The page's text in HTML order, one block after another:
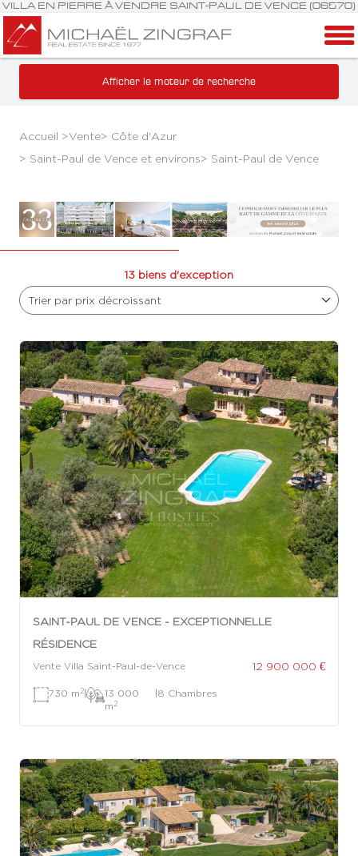
VILLA EN PIERRE À VENDRE SAINT-PAUL DE VENCE (06570)
Afficher le moteur de recherche
Accueil >Vente> Côte d'Azur
> Saint-Paul de Vence et environs> Saint-Paul de Vence
13 biens d'exception
Trier par prix décroissant
SAINT-PAUL DE VENCE - EXCEPTIONNELLE
RÉSIDENCE
Vente Villa Saint-Paul-de-Vence 12 900 000 €
730 m 2|
13 000
m 2
|8 Chambres